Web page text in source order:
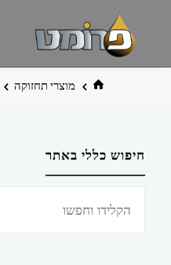
בית מוצרי תחזוקה
חיפוש כללי באתר